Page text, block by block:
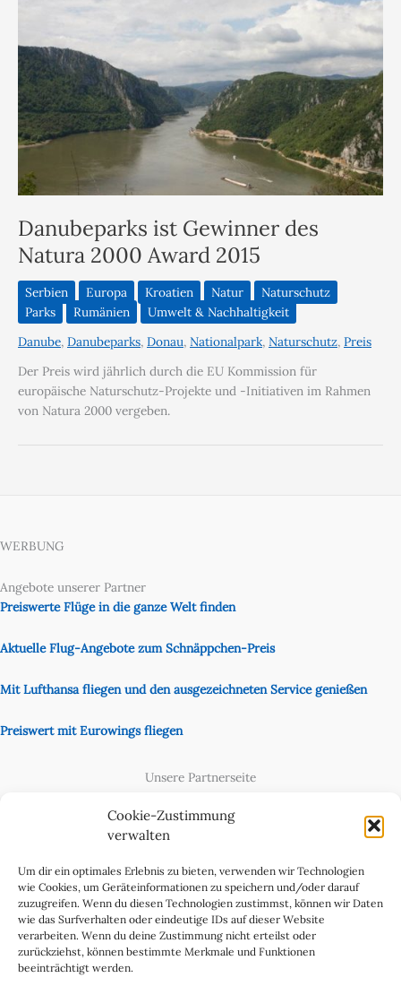
Cookie-Zustimmung
verwalten
Um dir ein optimales Erlebnis zu bieten, verwenden wir Technologien
wie Cookies, um Geräteinformationen zu speichern und/oder darauf
zuzugreifen. Wenn du diesen Technologien zustimmst, können wir Daten
wie das Surfverhalten oder eindeutige IDs auf dieser Website
verarbeiten. Wenn du deine Zustimmung nicht erteilst oder
zurückziehst, können bestimmte Merkmale und Funktionen
beeinträchtigt werden.
Danubeparks ist Gewinner des
Natura 2000 Award 2015
Serbien Europa Kroatien Natur
Naturschutz
Parks
Rumänien
Umwelt & Nachhaltigkeit
Danube, Danubeparks, Donau, Nationalpark, Naturschutz, Preis
Der Preis wird jährlich durch die EU Kommission für
europäische Naturschutz-Projekte und -Initiativen im Rahmen
von Natura 2000 vergeben.
WERBUNG
Angebote unserer Partner
Preiswerte Flüge in die ganze Welt finden
Aktuelle Flug-Angebote zum Schnäppchen-Preis
Mit Lufthansa fliegen und den ausgezeichneten Service genießen
Preiswert mit Eurowings fliegen
Unsere Partnerseite